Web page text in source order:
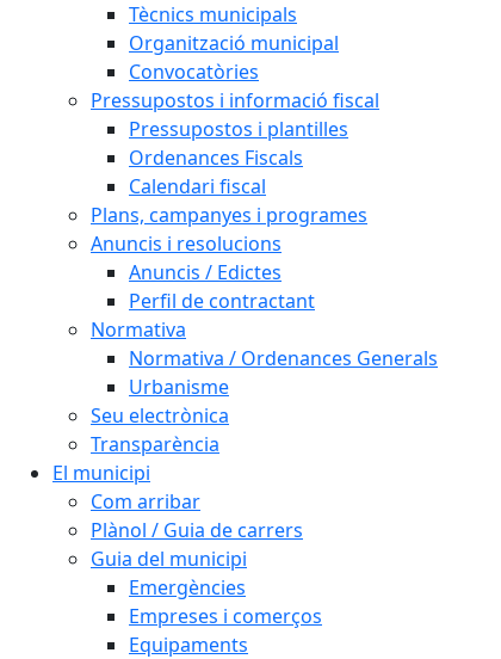
Tècnics municipals
Organització municipal
Convocatòries
Pressupostos i informació fiscal
Pressupostos i plantilles
Ordenances Fiscals
Calendari fiscal
Plans, campanyes i programes
Anuncis i resolucions
Anuncis / Edictes
Perfil de contractant
Normativa
Normativa / Ordenances Generals
Urbanisme
Seu electrònica
Transparència
El municipi
Com arribar
Plànol / Guia de carrers
Guia del municipi
Emergències
Empreses i comerços
Equipaments